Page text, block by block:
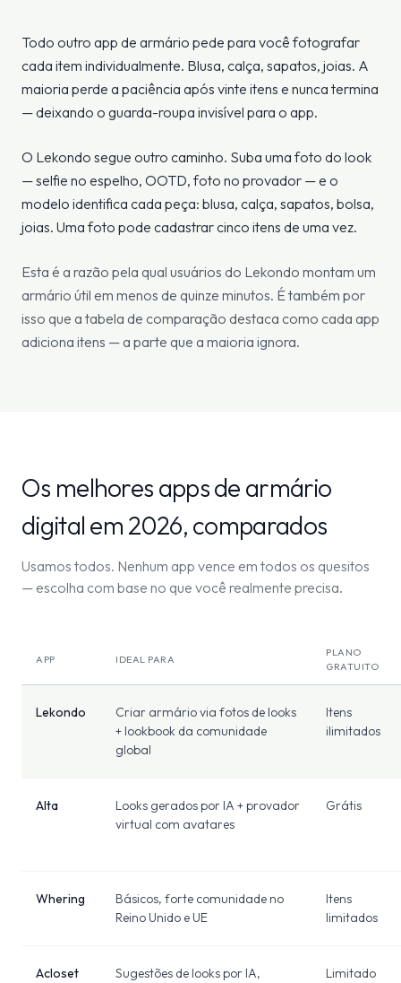
Todo outro app de armário pede para você fotografar
cada item individualmente. Blusa, calça, sapatos, joias. A
maioria perde a paciência após vinte itens e nunca termina
— deixando o guarda-roupa invisível para o app.
O Lekondo segue outro caminho. Suba uma foto do look
— selfie no espelho, OOTD, foto no provador — e o
modelo identifica cada peça: blusa, calça, sapatos, bolsa,
joias. Uma foto pode cadastrar cinco itens de uma vez.
Esta é a razão pela qual usuários do Lekondo montam um
armário útil em menos de quinze minutos. É também por
isso que a tabela de comparação destaca como cada app
adiciona itens — a parte que a maioria ignora.
Os melhores apps de armário
digital em 2026, comparados
Usamos todos. Nenhum app vence em todos os quesitos
— escolha com base no que você realmente precisa.
APP IDEAL PARA
PLANO
GRATUITO
Lekondo
Criar armário via fotos de looks
+ lookbook da comunidade
global
Itens
ilimitados
Alta
Looks gerados por IA + provador
virtual com avatares
Grátis
Whering
Básicos, forte comunidade no
Reino Unido e UE
Itens
limitados
Acloset
Sugestões de looks por IA,
Limitado